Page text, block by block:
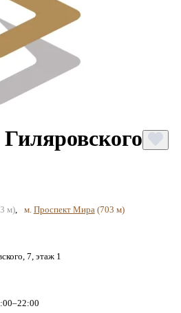
м) м. Проспект Мира (703 м)
7, этаж 1